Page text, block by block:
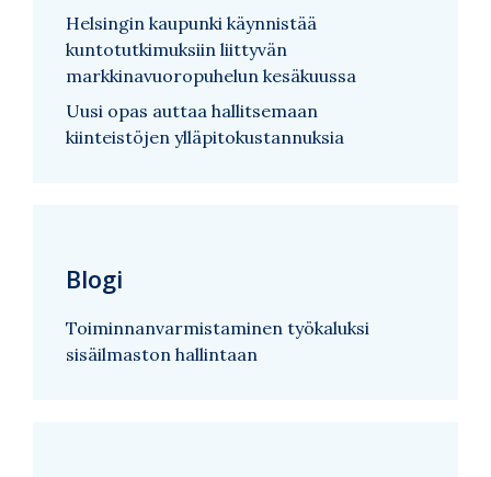
Helsingin kaupunki käynnistää
kuntotutkimuksiin liittyvän
markkinavuoropuhelun kesäkuussa
Uusi opas auttaa hallitsemaan
kiinteistöjen ylläpitokustannuksia
Blogi
Toiminnanvarmistaminen työkaluksi
sisäilmaston hallintaan